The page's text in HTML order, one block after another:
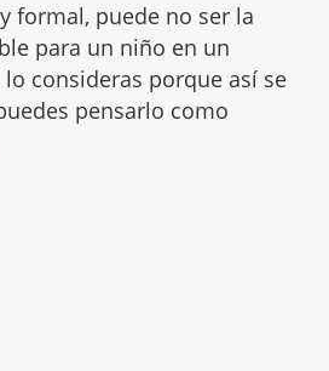
formal, puede no ser la
para un niño en un
consideras porque así se
pensarlo como